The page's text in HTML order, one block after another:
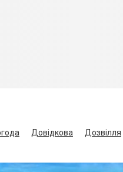
Довідкова
Дозвілля